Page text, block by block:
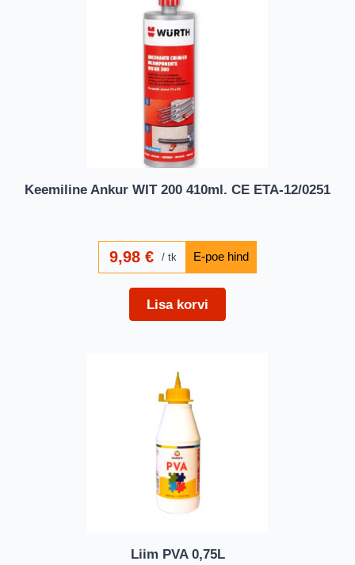
Keemiline Ankur WIT 200 410ml. CE ETA-12/0251
9,98€ tk
Lisa korvi
Liim PVA 0,75L